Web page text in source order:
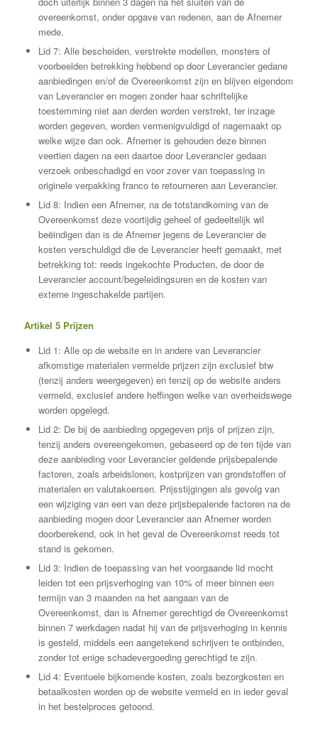
overeenkomst, onder opgave van redenen, aan de Afnemer
mede.
Lid 7: Alle bescheiden, verstrekte modellen, monsters of
voorbeelden betrekking hebbend op door Leverancier gedane
aanbiedingen en/of de Overeenkomst zijn en blijven eigendom
van Leverancier en mogen zonder haar schriftelijke
toestemming niet aan derden worden verstrekt, ter inzage
worden gegeven, worden vermenigvuldigd of nagemaakt op
welke wijze dan ook. Afnemer is gehouden deze binnen
veertien dagen na een daartoe door Leverancier gedaan
verzoek onbeschadigd en voor zover van toepassing in
originele verpakking franco te retourneren aan Leverancier.
Lid 8: Indien een Afnemer, na de totstandkoming van de
Overeenkomst deze voortijdig geheel of gedeeltelijk wil
beëindigen dan is de Afnemer jegens de Leverancier de
kosten verschuldigd die de Leverancier heeft gemaakt, met
betrekking tot: reeds ingekochte Producten, de door de
Leverancier account/begeleidingsuren en de kosten van
externe ingeschakelde partijen.
Artikel 5 Prijzen
Lid 1: Alle op de website en in andere van Leverancier
afkomstige materialen vermelde prijzen zijn exclusief btw
(tenzij anders weergegeven) en tenzij op de website anders
vermeld, exclusief andere heffingen welke van overheidswege
worden opgelegd.
Lid 2: De bij de aanbieding opgegeven prijs of prijzen zijn,
tenzij anders overeengekomen, gebaseerd op de ten tijde van
deze aanbieding voor Leverancier geldende prijsbepalende
factoren, zoals arbeidslonen, kostprijzen van grondstoffen of
materialen en valutakoersen. Prijsstijgingen als gevolg van
een wijziging van een van deze prijsbepalende factoren na de
aanbieding mogen door Leverancier aan Afnemer worden
doorberekend, ook in het geval de Overeenkomst reeds tot
stand is gekomen.
Lid 3: Indien de toepassing van het voorgaande lid mocht
leiden tot een prijsverhoging van 10% of meer binnen een
termijn van 3 maanden na het aangaan van de
Overeenkomst, dan is Afnemer gerechtigd de Overeenkomst
binnen 7 werkdagen nadat hij van de prijsverhoging in kennis
is gesteld, middels een aangetekend schrijven te ontbinden,
zonder tot enige schadevergoeding gerechtigd te zijn.
Lid 4: Eventuele bijkomende kosten, zoals bezorgkosten en
betaalkosten worden op de website vermeld en in ieder geval
in het bestelproces getoond.